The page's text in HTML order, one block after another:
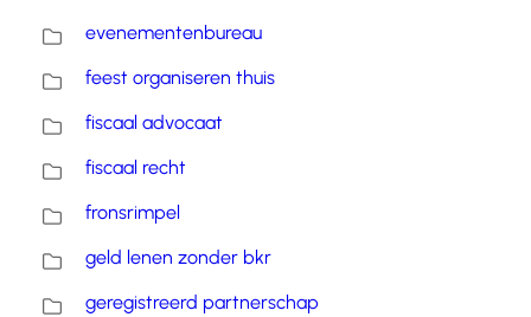
evenementenbureau
feest organiseren thuis
fiscaal advocaat
fiscaal recht
fronsrimpel
geld lenen zonder bkr
geregistreerd partnerschap